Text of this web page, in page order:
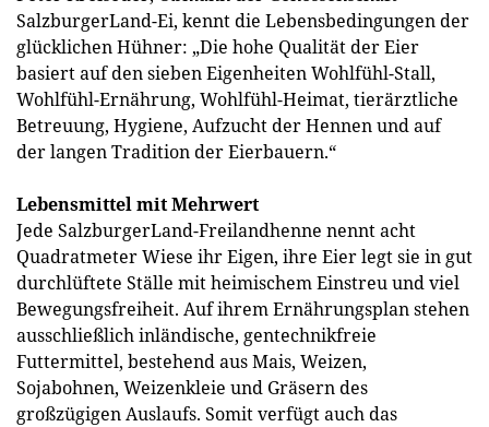
SalzburgerLand-Ei, kennt die Lebensbedingungen der
glücklichen Hühner: „Die hohe Qualität der Eier
basiert auf den sieben Eigenheiten Wohlfühl-Stall,
Wohlfühl-Ernährung, Wohlfühl-Heimat, tierärztliche
Betreuung, Hygiene, Aufzucht der Hennen und auf
der langen Tradition der Eierbauern.“
Lebensmittel mit Mehrwert
Jede SalzburgerLand-Freilandhenne nennt acht
Quadratmeter Wiese ihr Eigen, ihre Eier legt sie in gut
durchlüftete Ställe mit heimischem Einstreu und viel
Bewegungsfreiheit. Auf ihrem Ernährungsplan stehen
ausschließlich inländische, gentechnikfreie
Futtermittel, bestehend aus Mais, Weizen,
Sojabohnen, Weizenkleie und Gräsern des
großzügigen Auslaufs. Somit verfügt auch das